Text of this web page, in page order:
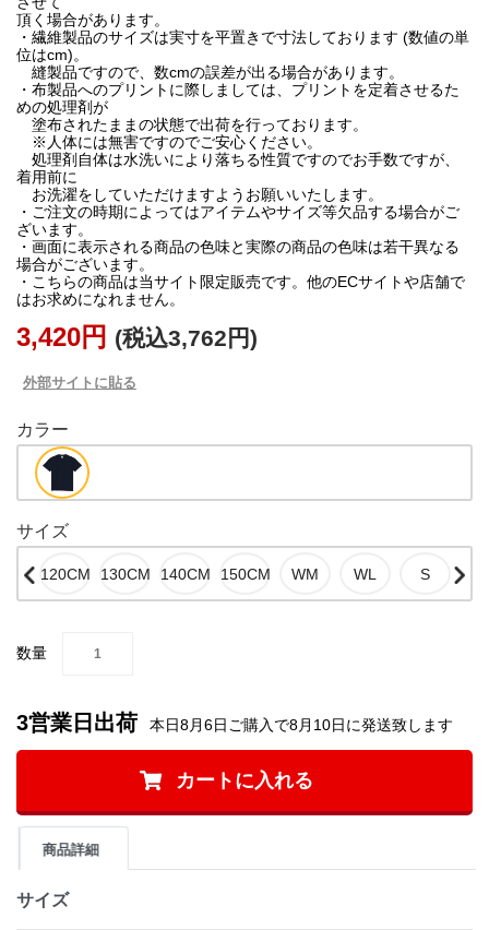
頂く場合があります。
・繊維製品のサイズは実寸を平置きで寸法しております (数値の単
位はcm)。
縫製品ですので、数cmの誤差が出る場合があります。
・布製品へのプリントに際しましては、プリントを定着させるた
めの処理剤が
塗布されたままの状態で出荷を行っております。
※人体には無害ですのでご安心ください。
処理剤自体は水洗いにより落ちる性質ですのでお手数ですが、
着用前に
お洗濯をしていただけますようお願いいたします。
・ご注文の時期によってはアイテムやサイズ等欠品する場合がご
ざいます。
・画面に表示される商品の色味と実際の商品の色味は若干異なる
場合がございます。
・こちらの商品は当サイト限定販売です。他のECサイトや店舗で
3,420円 (税込3,762円)
外部サイトに貼る
カラー
サイズ
数量
3営業日出荷 本日8月6日ご購入で8月10日に発送致します
カートに入れる
商品詳細
サイズ